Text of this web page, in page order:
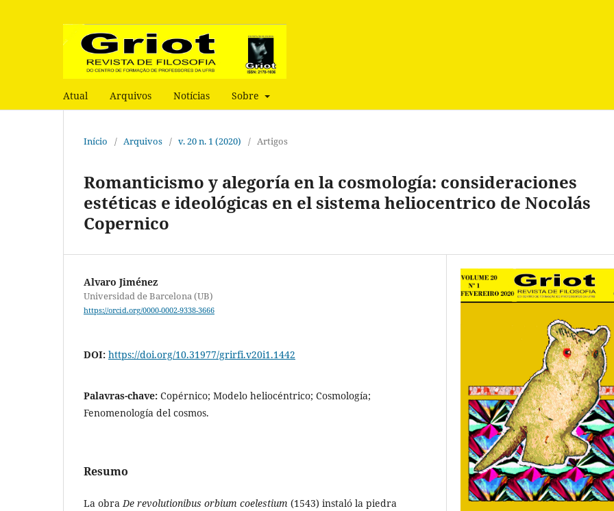
Atual Arquivos Notícias Sobre
Início / Arquivos / v. 20 n. 1 (2020) / Artigos
Romanticismo y alegoría en la cosmología: consideraciones
estéticas e ideológicas en el sistema heliocentrico de Nocolás
Copernico
Alvaro Jiménez
Universidad de Barcelona (UB)
https://orcid.org/0000-0002-9338-3666
DOI: https://doi.org/10.31977/grirfi.v20i1.1442
Palavras-chave: Copérnico; Modelo heliocéntrico; Cosmología;
Fenomenología del cosmos.
Resumo
La obraDe revolutionibus orbium coelestium (1543) instaló la piedra